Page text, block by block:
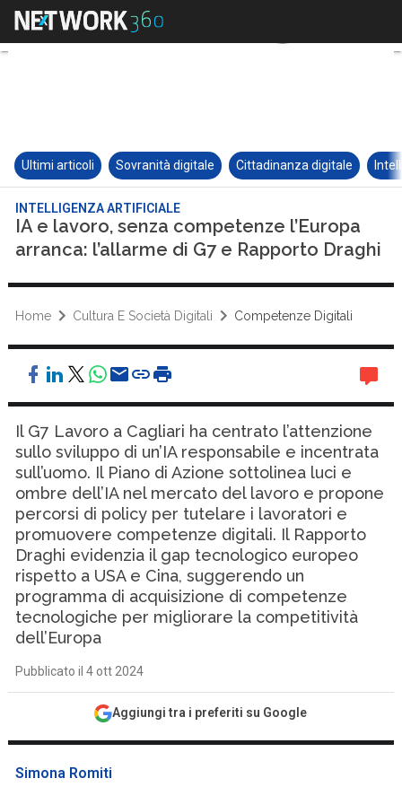
Ultimi articoli Sovranità digitale Cittadinanza digitale
INTELLIGENZA ARTIFICIALE
IA e lavoro, senza competenze l’Europa
arranca: l’allarme di G7 e Rapporto Draghi
Home Cultura E Società Digitali Competenze Digitali
Il G7 Lavoro a Cagliari ha centrato l’attenzione
sullo sviluppo di un’IA responsabile e incentrata
sull’uomo. Il Piano di Azione sottolinea luci e
ombre dell’IA nel mercato del lavoro e propone
percorsi di policy per tutelare i lavoratori e
promuovere competenze digitali. Il Rapporto
Draghi evidenzia il gap tecnologico europeo
rispetto a USA e Cina, suggerendo un
programma di acquisizione di competenze
tecnologiche per migliorare la competitività
dell’Europa
Pubblicato il 4 ott 2024
Aggiungi tra i preferiti su Google
Simona Romiti